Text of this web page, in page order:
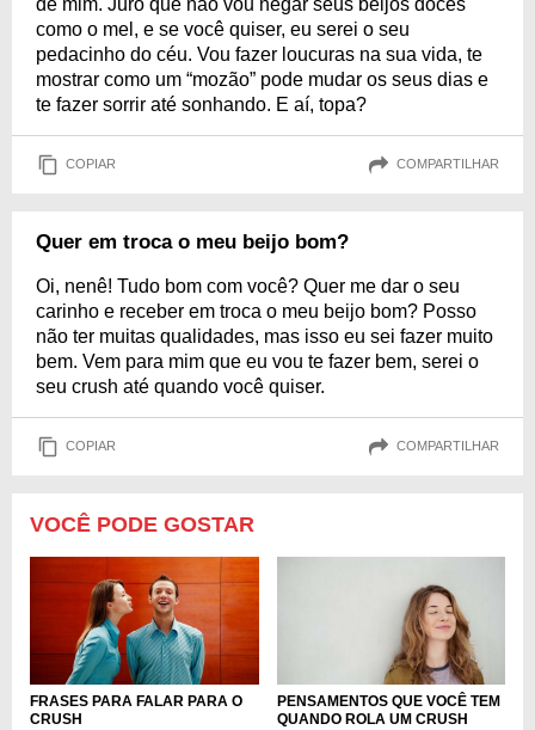
como o mel, e se você quiser, eu serei o seu
pedacinho do céu. Vou fazer loucuras na sua vida, te
mostrar como um “mozão” pode mudar os seus dias e
te fazer sorrir até sonhando. E aí, topa?
COPIAR COMPARTILHAR
Quer em troca o meu beijo bom?
Oi, nenê! Tudo bom com você? Quer me dar o seu
carinho e receber em troca o meu beijo bom? Posso
não ter muitas qualidades, mas isso eu sei fazer muito
bem. Vem para mim que eu vou te fazer bem, serei o
seu crush até quando você quiser.
COPIAR COMPARTILHAR
VOCÊ PODE GOSTAR
FRASES PARA FALAR PARA O
CRUSH
PENSAMENTOS QUE VOCÊ TEM
QUANDO ROLA UM CRUSH